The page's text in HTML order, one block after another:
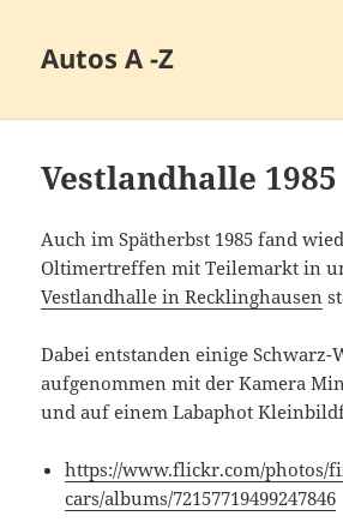
Autos A -Z
Vestlandhalle 1985
Auch im Spätherbst 1985 fand
Oltimertreffen mit Teilemarkt in
Vestlandhalle in Recklinghausen
Dabei entstanden einige Schwarz-
aufgenommen mit der Kamera
und auf einem Labaphot
https://www.flickr.com/photos/
cars/albums/72157719499247846